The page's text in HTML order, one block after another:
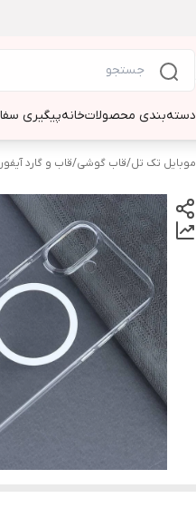
دسته‌بندی محصولاتخانهپیگیری
موبایل تک تل/قاب گوشی/قاب و گارد